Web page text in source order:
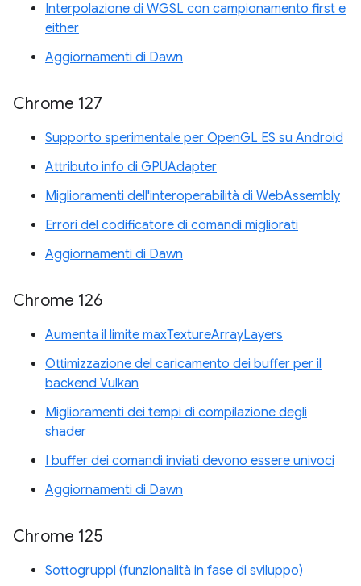
Interpolazione di WGSL con campionamento first e
either
Aggiornamenti di Dawn
Chrome 127
Supporto sperimentale per OpenGL ES su Android
Attributo info di GPUAdapter
Miglioramenti dell'interoperabilità di WebAssembly
Errori del codificatore di comandi migliorati
Aggiornamenti di Dawn
Chrome 126
Aumenta il limite maxTextureArrayLayers
Ottimizzazione del caricamento dei buffer per il
backend Vulkan
Miglioramenti dei tempi di compilazione degli
shader
I buffer dei comandi inviati devono essere univoci
Aggiornamenti di Dawn
Chrome 125
Sottogruppi (funzionalità in fase di sviluppo)